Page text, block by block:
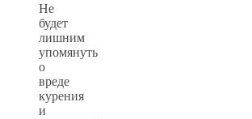
Не
будет
лишним
упомянуть
о
вреде
курения
и